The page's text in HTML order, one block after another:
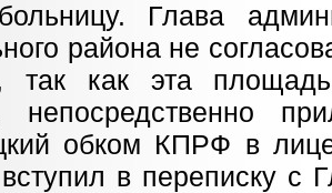
Глава
района не
так как эта
непосредственно
обком КПРФ в
в переписку с